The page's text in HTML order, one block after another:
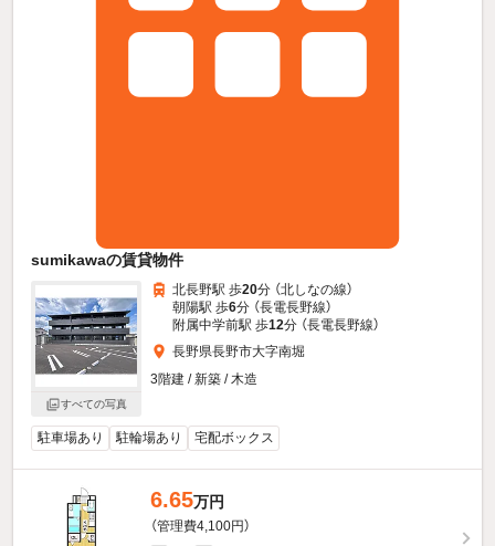
sumikawaの賃貸物件
すべての写真
北長野駅 歩20分 （北しなの線）
朝陽駅 歩6分 （長電長野線）
附属中学前駅 歩12分 （長電長野線）
長野県長野市大字南堀
3階建 / 新築 / 木造
駐車場あり 駐輪場あり 宅配ボックス
6.65万円
（管理費4,100円）